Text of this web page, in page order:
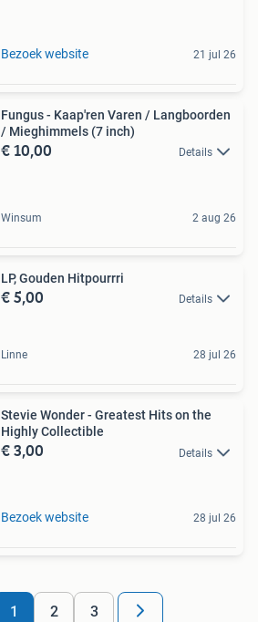
Bezoek website 21 jul 26
Fungus - Kaap'ren Varen / Langboorden
/ Mieghimmels (7 inch)
€ 10,00 Details
Winsum 2 aug 26
LP, Gouden Hitpourrri
€ 5,00 Details
Linne 28 jul 26
Stevie Wonder - Greatest Hits on the
Highly Collectible
€ 3,00 Details
Bezoek website 28 jul 26
1 2 3